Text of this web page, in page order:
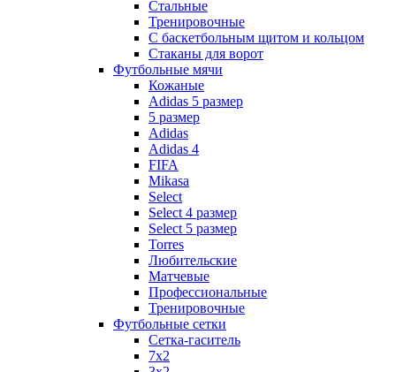
Стальные
Тренировочные
С баскетбольным щитом и кольцом
Стаканы для ворот
Футбольные мячи
Кожаные
Adidas 5 размер
5 размер
Adidas
Adidas 4
FIFA
Mikasa
Select
Select 4 размер
Select 5 размер
Torres
Любительские
Матчевые
Профессиональные
Тренировочные
Футбольные сетки
Сетка-гаситель
7x2